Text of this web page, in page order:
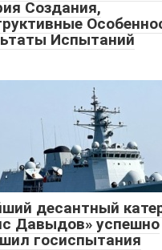
Создания,
Испытаний
десантный
Давыдов» успешно
госиспытания